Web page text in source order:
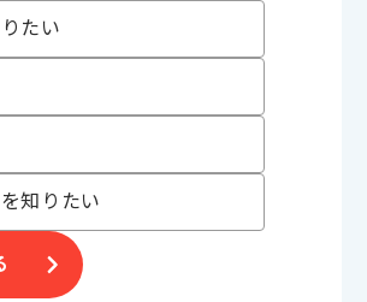
たい
知りたい